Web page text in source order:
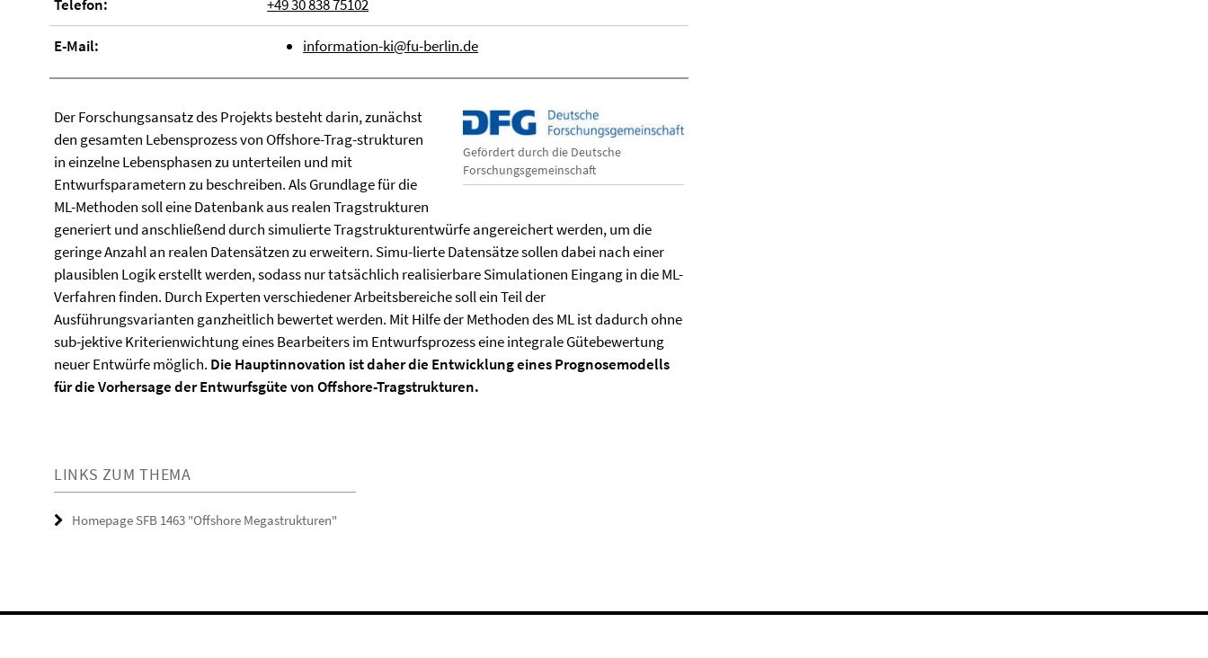
Telefon: +49 30 838 75102
E-Mail: information-ki@fu-berlin.de
Gefördert durch die Deutsche
Forschungsgemeinschaft
Der Forschungsansatz des Projekts besteht darin, zunächst
den gesamten Lebensprozess von Offshore-Trag-strukturen
in einzelne Lebensphasen zu unterteilen und mit
Entwurfsparametern zu beschreiben. Als Grundlage für die
ML-Methoden soll eine Datenbank aus realen Tragstrukturen
generiert und anschließend durch simulierte Tragstrukturentwürfe angereichert werden, um die
geringe Anzahl an realen Datensätzen zu erweitern. Simu-lierte Datensätze sollen dabei nach einer
plausiblen Logik erstellt werden, sodass nur tatsächlich realisierbare Simulationen Eingang in die ML-
Verfahren finden. Durch Experten verschiedener Arbeitsbereiche soll ein Teil der
Ausführungsvarianten ganzheitlich bewertet werden. Mit Hilfe der Methoden des ML ist dadurch ohne
sub-jektive Kriterienwichtung eines Bearbeiters im Entwurfsprozess eine integrale Gütebewertung
neuer Entwürfe möglich. Die Hauptinnovation ist daher die Entwicklung eines Prognosemodells
für die Vorhersage der Entwurfsgüte von Offshore-Tragstrukturen.
LINKS ZUM THEMA
Homepage SFB 1463 "Offshore Megastrukturen"